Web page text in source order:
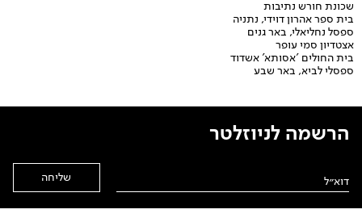
שכונת חורש נתיבות
בית ספר אהרון דוידי, נתניה
ספסל נחליאלי, באר גנים
אצטדיון סמי עופר
בית החולים 'אסותא' אשדוד
ספסלי לביא, באר שבע
הרשמה לניוזלטר